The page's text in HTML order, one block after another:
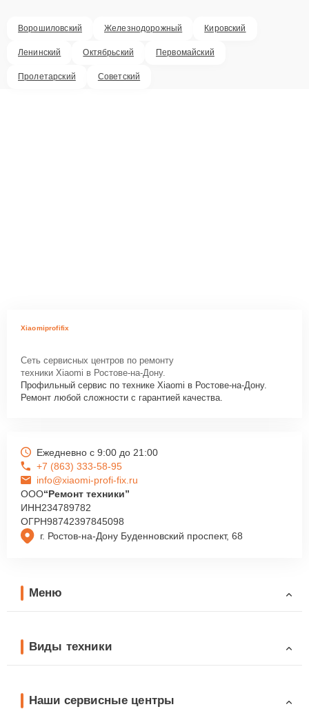
Ворошиловский Железнодорожный Кировский
Ленинский Октябрьский Первомайский
Пролетарский Советский
Xiaomiprofifix
Сеть сервисных центров по ремонту
техники Xiaomi в Ростове-на-Дону.
Профильный сервис по технике Xiaomi в Ростове-на-Дону.
Ремонт любой сложности с гарантией качества.
г. Ростов-на-Дону Буденновский проспект, 68
Ежедневно с 9:00 до 21:00
+7 (863) 333-58-95
info@xiaomi-profi-fix.ru
ООО“Ремонт техники”
ИНН234789782
ОГРН98742397845098
Меню
Виды техники
Наши сервисные центры